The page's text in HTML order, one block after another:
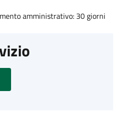
amministrativo: 30 giorni